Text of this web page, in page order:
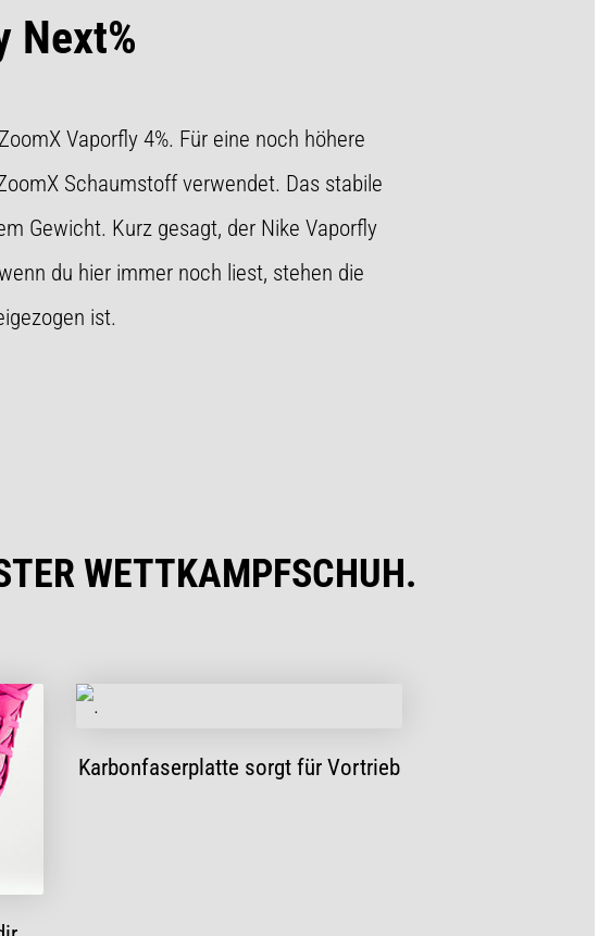
Next%
Vaporfly 4%. Für eine noch höhere
Schaumstoff verwendet. Das stabile
Gewicht. Kurz gesagt, der Nike Vaporfly
du hier immer noch liest, stehen die
ist.
WETTKAMPFSCHUH.
Karbonfaserplatte sorgt für Vortrieb